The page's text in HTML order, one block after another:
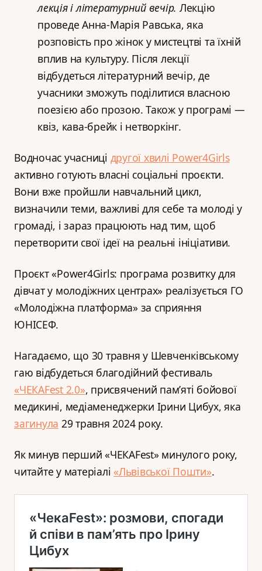
лекція і літературний вечір. Лекцію
проведе Анна-Марія Равська, яка
розповість про жінок у мистецтві та їхній
вплив на культуру. Після лекції
відбудеться літературний вечір, де
учасники зможуть поділитися власною
поезією або прозою. Також у програмі —
квіз, кава-брейк і нетворкінг.
Водночас учасниці другої хвилі Power4Girls
активно готують власні соціальні проєкти.
Вони вже пройшли навчальний цикл,
визначили теми, важливі для себе та молоді у
громаді, і зараз працюють над тим, щоб
перетворити свої ідеї на реальні ініціативи.
Проєкт «Power4Girls: програма розвитку для
дівчат у молодіжних центрах» реалізується ГО
«Молодіжна платформа» за сприяння
ЮНІСЕФ.
Нагадаємо, що 30 травня у Шевченківському
гаю відбудеться благодійний фестиваль
«ЧЕКАFest 2.0», присвячений пам’яті бойової
медикині, медіаменеджерки Ірини Цибух, яка
загинула 29 травня 2024 року.
Як минув перший «ЧЕКАFest» минулого року,
читайте у матеріалі«Львівської Пошти».